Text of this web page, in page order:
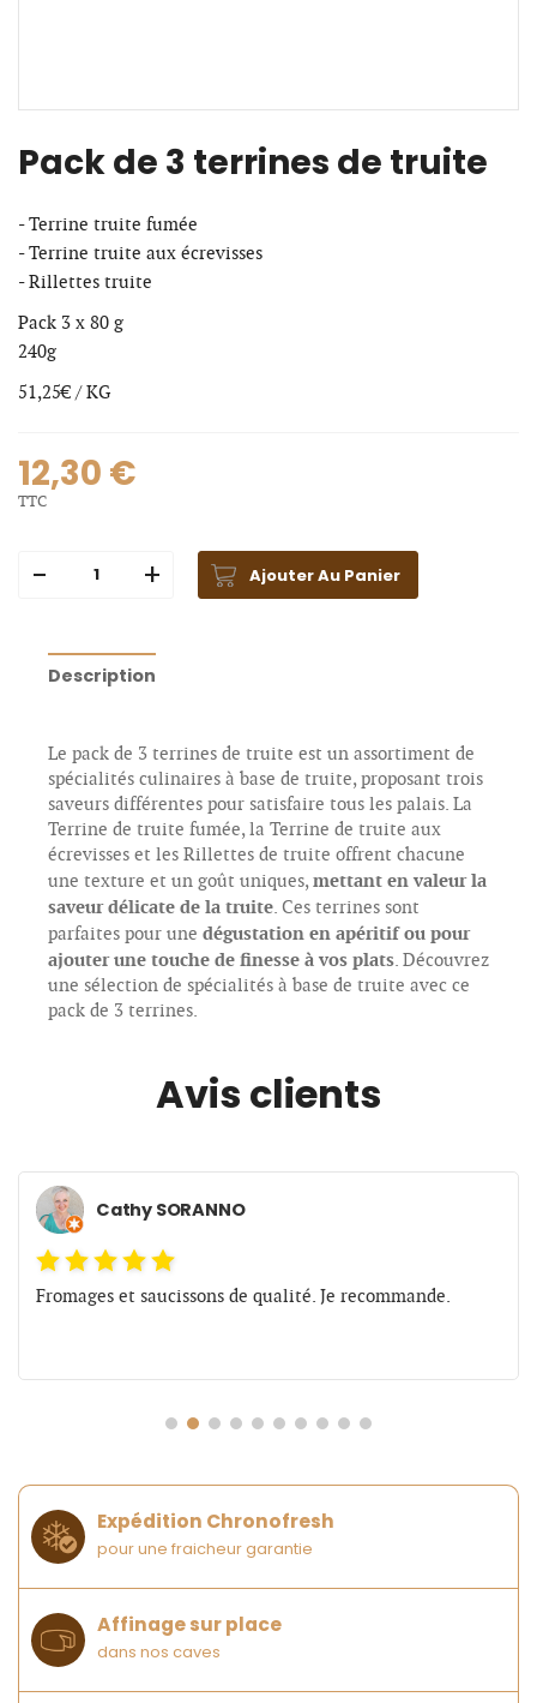
Pack de 3 terrines de truite
- Terrine truite fumée
- Terrine truite aux écrevisses
- Rillettes truite
Pack 3 x 80 g
240g
51,25€ / KG
12,30 €
TTC
Ajouter Au Panier
Description
Le pack de 3 terrines de truite est un assortiment de
spécialités culinaires à base de truite, proposant trois
saveurs différentes pour satisfaire tous les palais. La
Terrine de truite fumée, la Terrine de truite aux
écrevisses et les Rillettes de truite offrent chacune
une texture et un goût uniques,mettant en valeur la
saveur délicate de la truite. Ces terrines sont
parfaites pour une dégustation en apéritif ou pour
ajouter une touche de finesse à vos plats. Découvrez
une sélection de spécialités à base de truite avec ce
pack de 3 terrines.
Avis clients
Cathy SORANNO
Fromages et saucissons de qualité. Je recommande.
Expédition Chronofresh
pour une fraicheur garantie
Affinage sur place
dans nos caves